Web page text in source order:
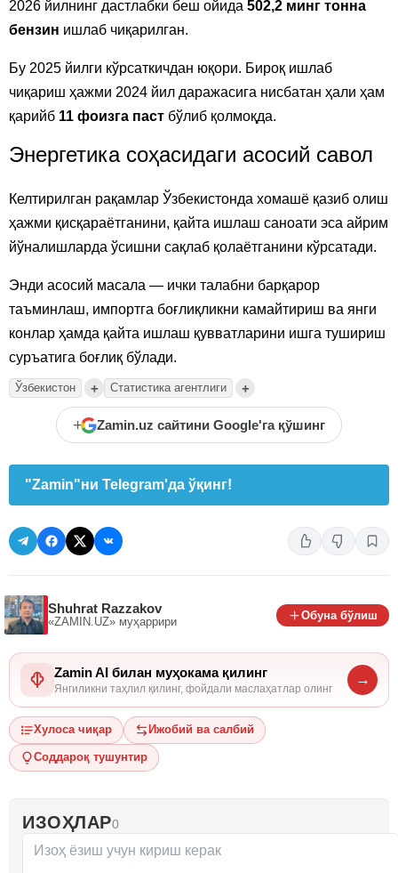
2026 йилнинг дастлабки беш ойида 502,2 минг тонна
бензин ишлаб чиқарилган.
Бу 2025 йилги кўрсаткичдан юқори. Бироқ ишлаб
чиқариш ҳажми 2024 йил даражасига нисбатан ҳали ҳам
қарийб 11 фоизга паст бўлиб қолмоқда.
Энергетика соҳасидаги асосий савол
Келтирилган рақамлар Ўзбекистонда хомашё қазиб олиш
ҳажми қисқараётганини, қайта ишлаш саноати эса айрим
йўналишларда ўсишни сақлаб қолаётганини кўрсатади.
Энди асосий масала — ички талабни барқарор
таъминлаш, импортга боғлиқликни камайтириш ва янги
конлар ҳамда қайта ишлаш қувватларини ишга тушириш
суръатига боғлиқ бўлади.
Ўзбекистон + Статистика агентлиги +
+ Zamin.uz сайтини Google'га қўшинг
"Zamin"ни Telegram'да ўқинг!
Shuhrat Razzakov
«ZAMIN.UZ» муҳаррири
Обуна бўлиш
Zamin AI билан муҳокама қилинг
Янгиликни таҳлил қилинг, фойдали маслаҳатлар олинг
→
Хулоса чиқар Ижобий ва салбий
Соддароқ тушунтир
ИЗОҲЛАР0